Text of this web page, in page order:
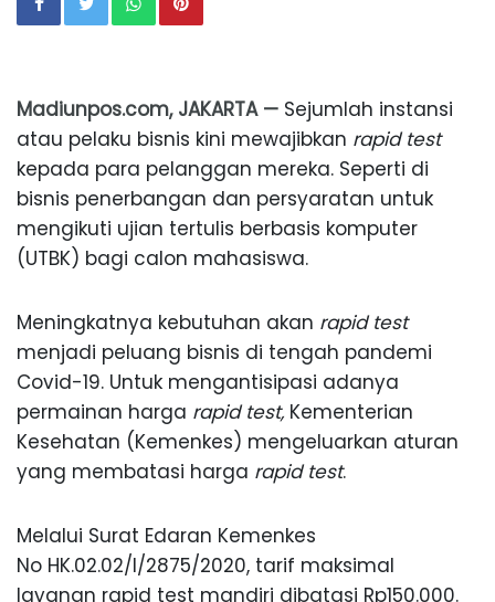
Madiunpos.com, JAKARTA — Sejumlah instansi
atau pelaku bisnis kini mewajibkan rapid test
kepada para pelanggan mereka. Seperti di
bisnis penerbangan dan persyaratan untuk
mengikuti ujian tertulis berbasis komputer
(UTBK) bagi calon mahasiswa.
Meningkatnya kebutuhan akan rapid test
menjadi peluang bisnis di tengah pandemi
Covid-19. Untuk mengantisipasi adanya
permainan harga rapid test, Kementerian
Kesehatan (Kemenkes) mengeluarkan aturan
yang membatasi harga rapid test.
Melalui Surat Edaran Kemenkes
No HK.02.02/I/2875/2020, tarif maksimal
layanan rapid test mandiri dibatasi Rp150.000.